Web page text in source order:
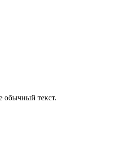
обычный текст.